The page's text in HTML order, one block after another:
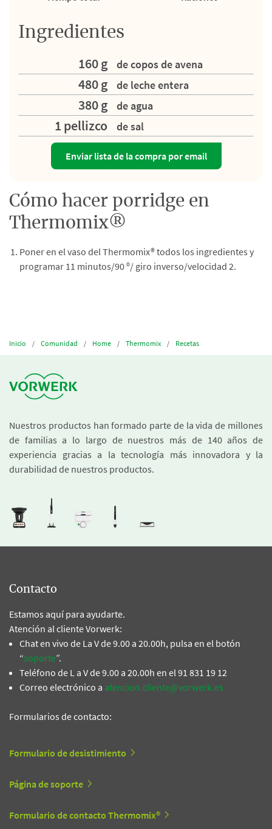
Ingredientes
160 g
de copos de avena
480 g de leche entera
380 g de agua
1 pellizco de sal
Enviar lista de la compra por email
Cómo hacer porridge en
Thermomix®
Poner en el vaso del Thermomix® todos los ingredientes y
programar 11 minutos/90 º/ giro inverso/velocidad 2.
Inicio Comunidad Home Thermomix Recetas
Nuestros productos han formado parte de la vida de millones
de familias a lo largo de nuestros más de 140 años de
experiencia gracias a la tecnología más innovadora y la
durabilidad de nuestros productos.
Contacto
Estamos aquí para ayudarte.
Atención al cliente Vorwerk:
Chat en vivo de La V de 9.00 a 20.00h, pulsa en el botón
“soporte”.
Teléfono de L a V de 9.00 a 20.00h en el 91 831 19 12
Correo electrónico a atencion.cliente@vorwerk.es
Formularios de contacto:
Formulario de desistimiento
Página de soporte
Formulario de contacto Thermomix®